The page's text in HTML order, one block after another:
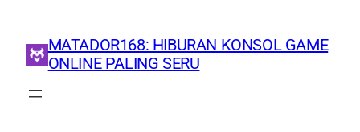
MATADOR168: HIBURAN KONSOL GAME
ONLINE PALING SERU